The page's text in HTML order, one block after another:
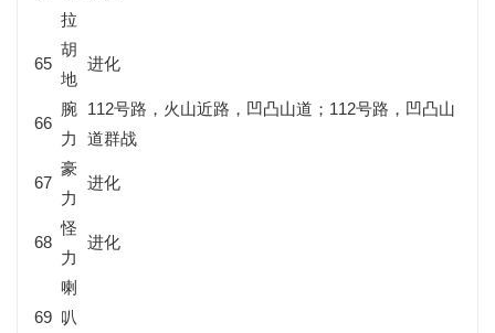
拉
65
胡
地
进化
66
腕
力
112号路，火山近路，凹凸山道；112号路，凹凸山
道群战
67
豪
力
进化
68
怪
力
进化
69
喇
叭